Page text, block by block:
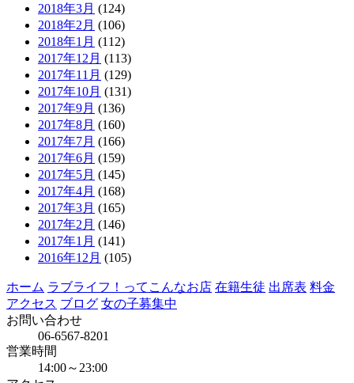
2018年3月 (124)
2018年2月 (106)
2018年1月 (112)
2017年12月 (113)
2017年11月 (129)
2017年10月 (131)
2017年9月 (136)
2017年8月 (160)
2017年7月 (166)
2017年6月 (159)
2017年5月 (145)
2017年4月 (168)
2017年3月 (165)
2017年2月 (146)
2017年1月 (141)
2016年12月 (105)
ホーム ラブライフ！ってこんなお店 在籍生徒 出席表 料金
アクセス ブログ 女の子募集中
お問い合わせ
06-6567-8201
営業時間
14:00～23:00